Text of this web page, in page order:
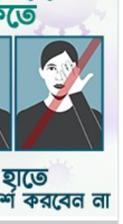
ইসি রাশেদা
পর্যায়ে পতাকা বৈঠক
মানুষ
৫